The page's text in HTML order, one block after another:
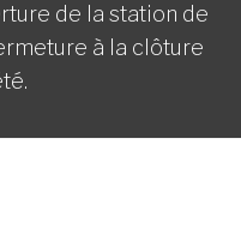
de la station de
à la clôture